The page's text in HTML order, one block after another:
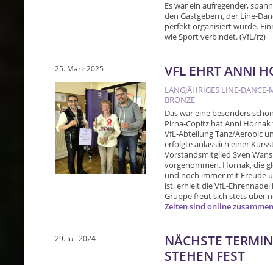
Es war ein aufregender,
den Gastgebern, der Line-
perfekt organisiert wurde.
wie Sport verbindet. (VfL/rz)
VFL EHRT ANNI
25. März 2025
LANGJÄHRIGES LINE-
BRONZE
Das war eine besonders
Pirna-Copitz hat Anni
VfL-Abteilung Tanz/Aerobic
erfolgte anlässlich einer
Vorstandsmitglied Sven
vorgenommen. Hornak, die
und noch immer mit Freude
ist, erhielt die VfL-Ehrennadel
Gruppe freut sich stets über
Zeiten sind online
NÄCHSTE
STEHEN FEST
29. Juli 2024